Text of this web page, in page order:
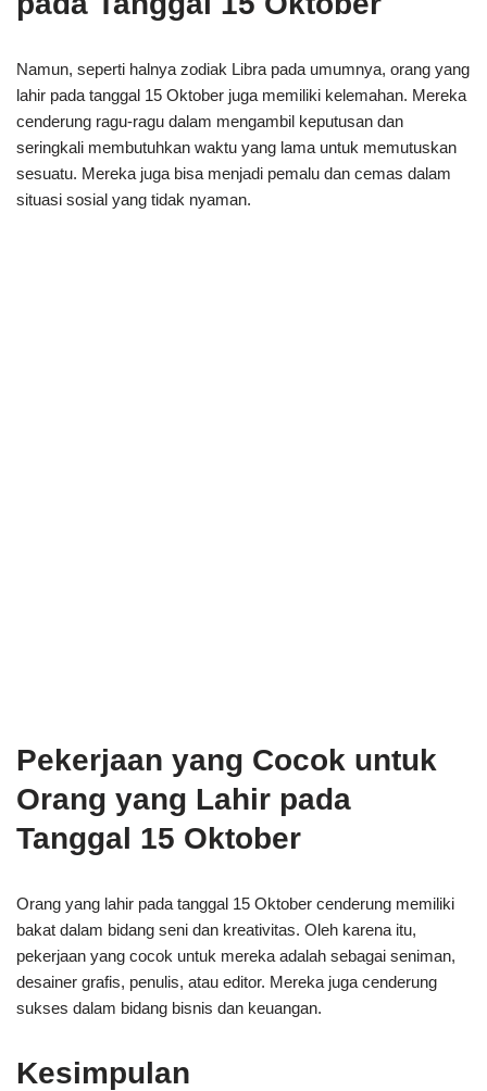
Namun, seperti halnya zodiak Libra pada umumnya, orang yang
lahir pada tanggal 15 Oktober juga memiliki kelemahan. Mereka
cenderung ragu-ragu dalam mengambil keputusan dan
seringkali membutuhkan waktu yang lama untuk memutuskan
sesuatu. Mereka juga bisa menjadi pemalu dan cemas dalam
situasi sosial yang tidak nyaman.
Pekerjaan yang Cocok untuk
Orang yang Lahir pada
Tanggal 15 Oktober
Orang yang lahir pada tanggal 15 Oktober cenderung memiliki
bakat dalam bidang seni dan kreativitas. Oleh karena itu,
pekerjaan yang cocok untuk mereka adalah sebagai seniman,
desainer grafis, penulis, atau editor. Mereka juga cenderung
sukses dalam bidang bisnis dan keuangan.
Kesimpulan